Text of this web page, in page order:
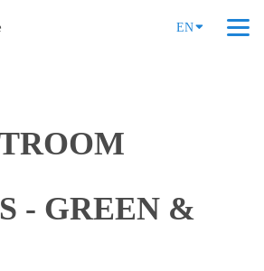
EN
- GREEN &